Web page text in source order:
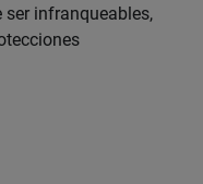
ser infranqueables,